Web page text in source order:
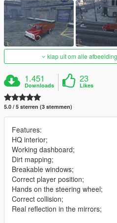
klap uit om alle
1.451
Downloads
23
Likes
5.0 / 5 sterren (3 stemmen)
Features:
HQ interior;
Working dashboard;
Dirt mapping;
Breakable windows;
Correct player position;
Hands on the steering wheel;
Correct collision;
Real reflection in the mirrors;